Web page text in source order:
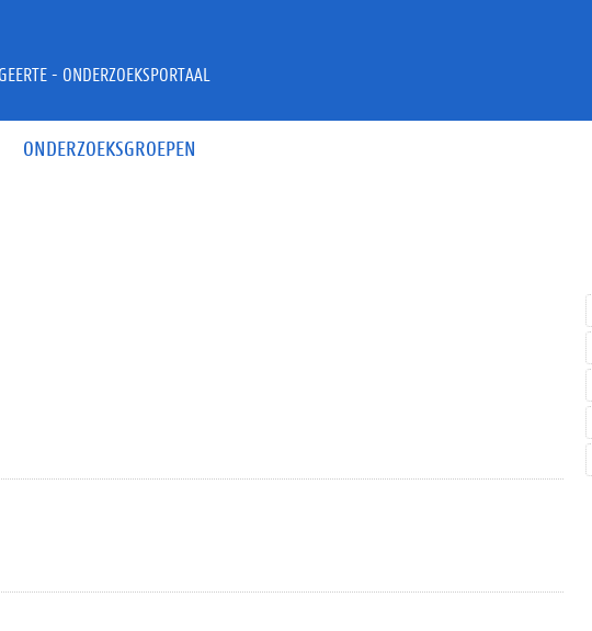
ONDERZOEKSGROEPEN
- ONDERZOEKSPORTAAL